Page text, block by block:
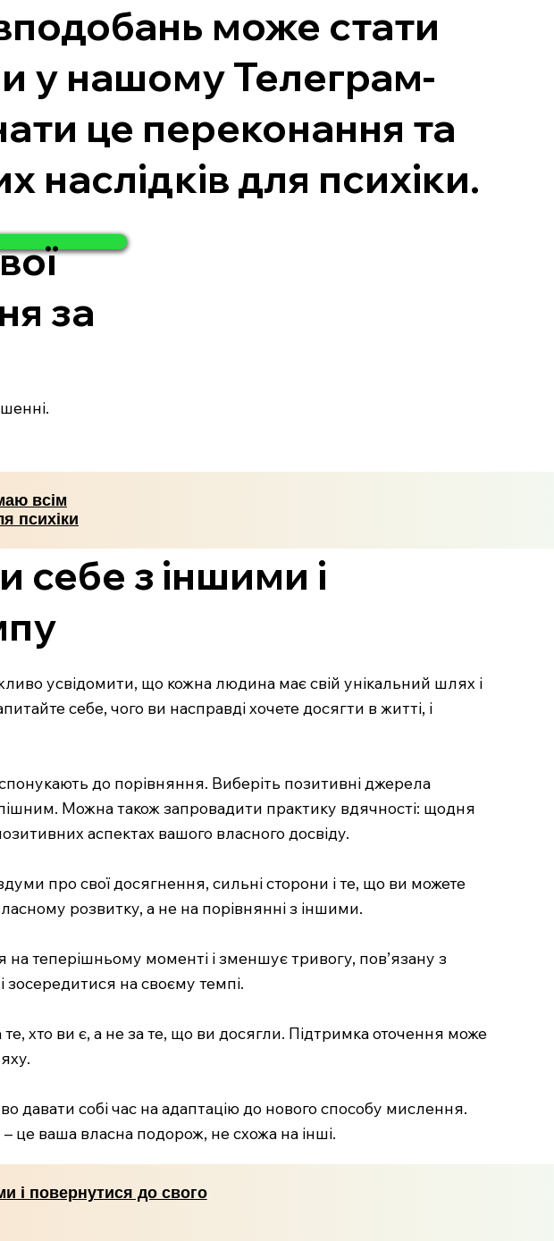
може стати
у нашому Телеграм-
це переконання та
наслідків для психіки.
за
всім
психіки
себе з іншими і
усвідомити, що кожна людина має свій унікальний шлях і
себе, чого ви насправді хочете досягти в житті, і
до порівняння. Виберіть позитивні джерела
Можна також запровадити практику вдячності: щодня
аспектах вашого власного досвіду.
про свої досягнення, сильні сторони і те, що ви можете
розвитку, а не на порівнянні з іншими.
теперішньому моменті і зменшує тривогу, пов’язану з
на своєму темпі.
хто ви є, а не за те, що ви досягли. Підтримка оточення може
давати собі час на адаптацію до нового способу мислення.
це ваша власна подорож, не схожа на інші.
і повернутися до свого